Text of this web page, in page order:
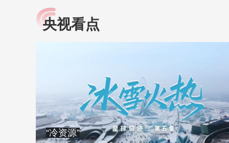
小央视频
央视网原创视频子品牌，
提高全民健康素养水
康》，向所有人分享
知识！
央视看点
“冷资源”